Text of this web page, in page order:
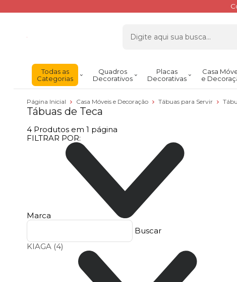
Todas as
Categorias
Quadros
Decorativos
Placas
Decorativas
Casa
e
Página Inicial Casa Móveis e Decoração Tábuas para Servir
Tábuas de Teca
4 Produtos em 1 página
FILTRAR POR:
Marca
Buscar
KIAGA (4)